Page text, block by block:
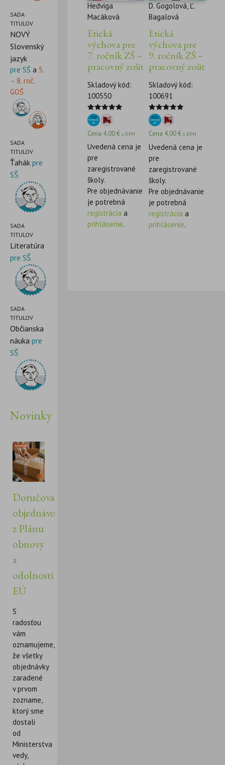
SADA
TITULOV
NOVÝ
Slovenský
jazyk
pre SŠ a 5.
– 8. roč.
GOŠ
SADA
TITULOV
Ťahák pre
SŠ
SADA
TITULOV
Literatúra
pre SŠ
SADA
TITULOV
Občianska
náuka pre
SŠ
Novinky
Doručovanie
objednávok
z Plánu
obnovy
a
odolnosti
EÚ
S
radosťou
vám
oznamujeme,
že všetky
objednávky
zaradené
v prvom
zozname,
ktorý sme
dostali
od
Ministerstva
vedy,
Hedviga
Macáková
Etická
výchova pre
7. ročník ZŠ –
pracovný zošit
Skladový kód:
100550
Hodnotenie
5.00
z 5
Cena 4,00€ s DPH
Uvedená cena je
pre
zaregistrované
školy.
Pre objednávanie
je potrebná
registrácia a
prihlásenie.
D. Gogolová, Ľ.
Bagalová
Etická
výchova pre
9. ročník ZŠ –
pracovný zošit
Skladový kód:
100691
Hodnotenie
5.00
Cena 4,00€ s DPH
Uvedená cena je
pre
zaregistrované
školy.
Pre objednávanie
je potrebná
registrácia a
prihlásenie.